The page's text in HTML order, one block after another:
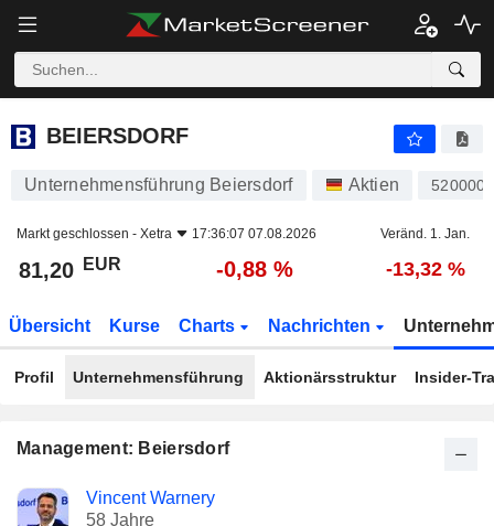
BEIERSDORF
BEIERSDORF
Unternehmensführung Beiersdorf Aktien 520000
Markt geschlossen - Xetra 17:36:07 07.08.2026 Veränd. 1. Jan.
81,20 EUR -0,88 % -13,32 %
Übersicht Kurse Charts Nachrichten
Profil Unternehmensführung Aktionärsstruktur Insider-
Management: Beiersdorf
Manager
Besetzte
Positionen
Vincent Warnery
58 Jahre